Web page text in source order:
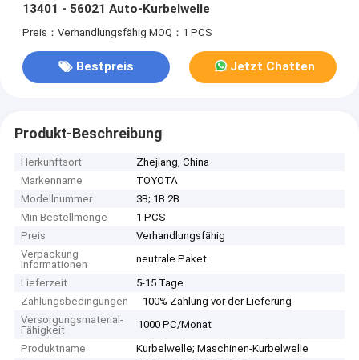
13401 - 56021 Auto-Kurbelwelle
Preis：Verhandlungsfähig MOQ：1 PCS
Bestpreis Jetzt Chatten
Produkt-Beschreibung
Herkunftsort
Zhejiang, China
Markenname
TOYOTA
Modellnummer
3B; 1B 2B
Min Bestellmenge
1 PCS
Preis
Verhandlungsfähig
Verpackung
Informationen
neutrale Paket
Lieferzeit
5-15 Tage
Zahlungsbedingungen
100% Zahlung vor der Lieferung
Versorgungsmaterial-
Fähigkeit
1000 PC/Monat
Produktname
Kurbelwelle; Maschinen-Kurbelwelle